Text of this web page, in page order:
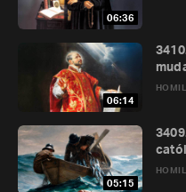
06:36
06:14
05:15